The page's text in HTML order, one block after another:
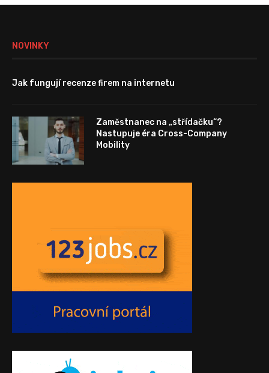
NOVINKY
Jak fungují recenze firem na internetu
Zaměstnanec na „střídačku“?
Nastupuje éra Cross-Company
Mobility